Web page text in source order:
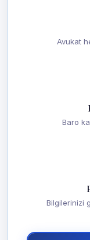
Avukat
Baro
Bilgilerinizi